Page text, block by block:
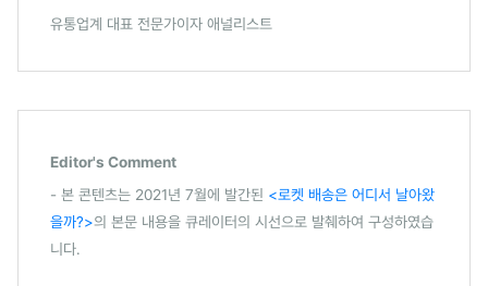
유통업계 대표 전문가이자 애널리스트
Editor's Comment
- 본 콘텐츠는 2021년 7월에 발간된 <로켓 배송은 어디서 날아왔
을까?>의 본문 내용을 큐레이터의 시선으로 발췌하여 구성하였습
니다.